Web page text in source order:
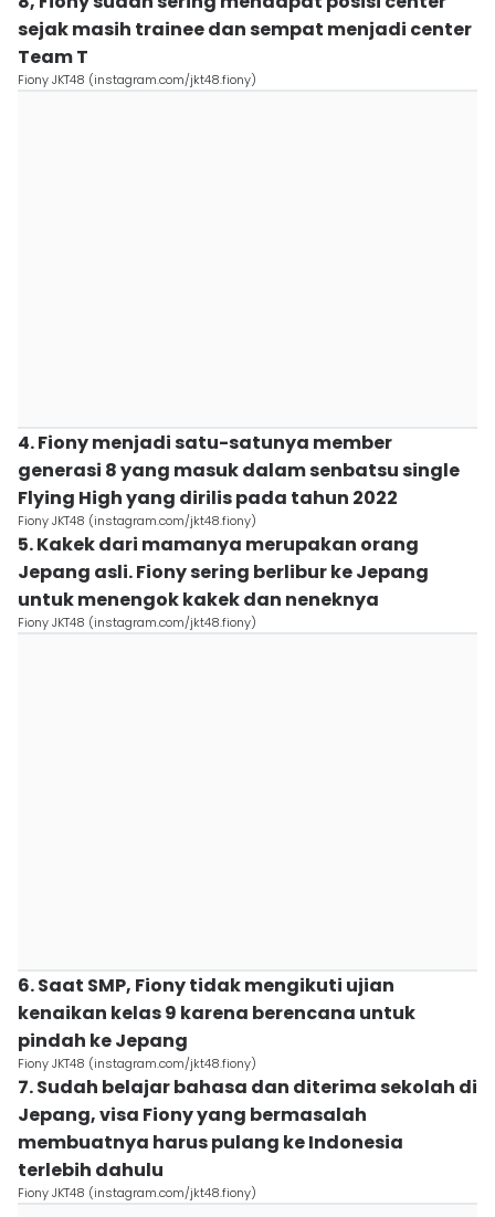
sejak masih trainee dan sempat menjadi center
Team T
Fiony JKT48 (instagram.com/jkt48.fiony)
4. Fiony menjadi satu-satunya member
generasi 8 yang masuk dalam senbatsu single
Flying High yang dirilis pada tahun 2022
Fiony JKT48 (instagram.com/jkt48.fiony)
5. Kakek dari mamanya merupakan orang
Jepang asli. Fiony sering berlibur ke Jepang
untuk menengok kakek dan neneknya
Fiony JKT48 (instagram.com/jkt48.fiony)
6. Saat SMP, Fiony tidak mengikuti ujian
kenaikan kelas 9 karena berencana untuk
pindah ke Jepang
Fiony JKT48 (instagram.com/jkt48.fiony)
7. Sudah belajar bahasa dan diterima sekolah di
Jepang, visa Fiony yang bermasalah
membuatnya harus pulang ke Indonesia
terlebih dahulu
Fiony JKT48 (instagram.com/jkt48.fiony)